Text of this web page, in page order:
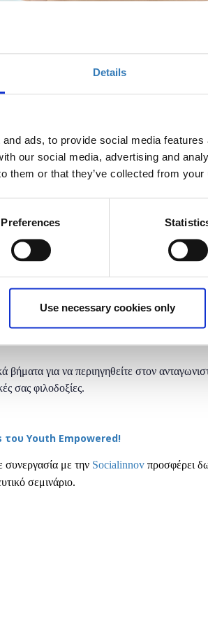
Details
ads, to provide social media
our social media, advertising and
them or that they’ve collected from
Preferences
Use necessary cookies only
Εποχή
Η περίοδος
βήματα για να περιηγηθείτε στον
σας φιλοδοξίες.
Youth Empowered!
με την Socialinnov προσφέρει
σεμινάριο.